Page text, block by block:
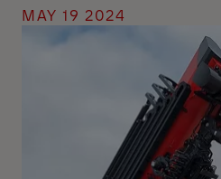
MAY 19 2024